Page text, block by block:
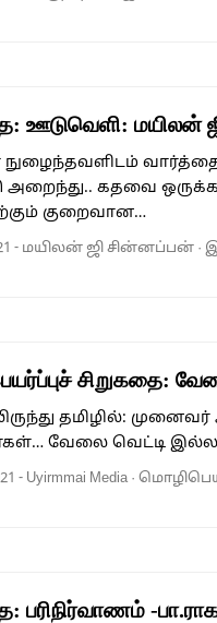
ஊடுவெளி: மயிலன்
அறைந்து.. கதவை
குறைவான…
- மயிலன் ஜி சின்னப்பன் ·
சிறுகதை:
தமிழில்:
வேலை வெட்டி
- Uyirmmai Media ·
பரிநிர்வாணம் -